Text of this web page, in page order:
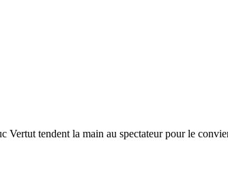
Vertut tendent la main au spectateur pour le